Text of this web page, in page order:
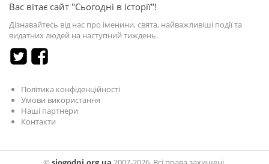
Вас вітає сайт "Сьогодні в історії"!
Дізнавайтесь від нас про іменини, свята, найважливіші події та
видатних людей на наступний тиждень.
Політика конфіденційності
Умови використання
Наші партнери
Контакти